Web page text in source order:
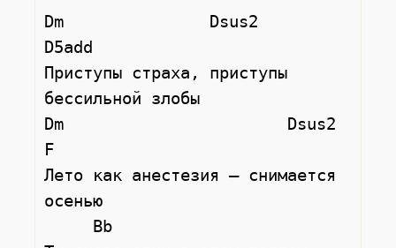
Dm               Dsus2
D5add
Приступы страха, приступы
бессильной злобы
Dm                       Dsus2
F
Лето как анестезия – снимается
осенью